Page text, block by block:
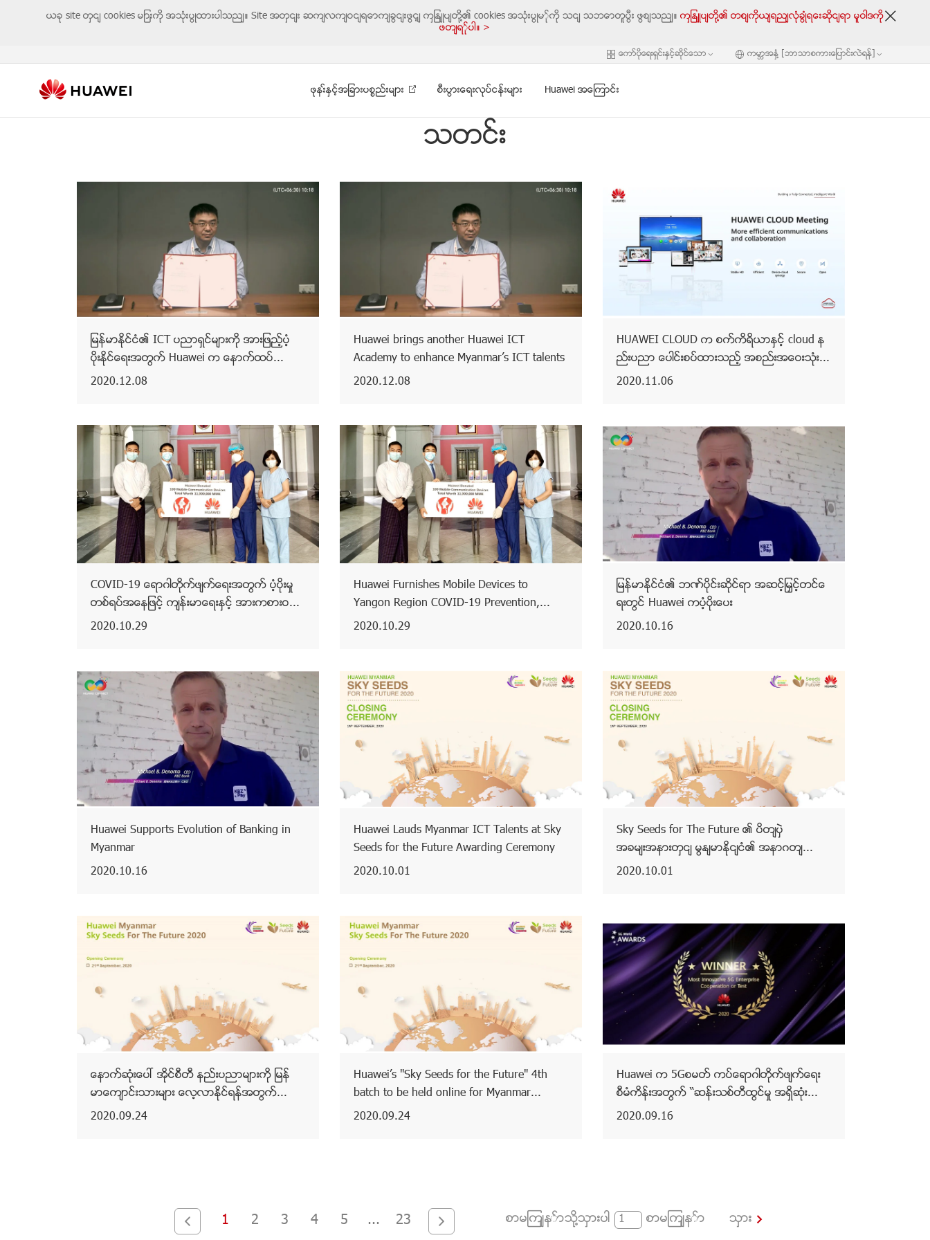
ယခု site တွင် cookies များကို အသုံးပြုထားပါသည်။ Site အတွင်း ဆက်လက်ဝင်ရောက်ခြင်းဖြင့် ကျွန်ုပ်တို့၏ cookies အသုံးပြုမှုကို သင် သဘောတူပြီး ဖြစ်သည်။ ကျွန်ုပ်တို့၏ တစ်ကိုယ်ရည်လုံခြုံရေးဆိုင်ရာ မူဝါဒကို
ဖတ်ရှုပါ။ >
ေကာ္ပိုေရးရွင္းႏွင့္ဆိုင္ေသာ ကမာၻအႏွံ႔ [ဘာသာစကားေျပာင္းလဲရန္]
ဖုနး္ႏွင့္အျခားပစၥည္းမ်ား စီးပြားေရးလုပ္ငန္းမ်ား Huawei အေၾကာင္း
သတင္း
ျမန္မာႏိုင္ငံ၏ ICT ပညာရွင္မ်ားကို အားျဖည့္ပံ့
ပိုးႏိုင္ေရးအတြက္ Huawei က ေနာက္ထပ္...
2020.12.08
Huawei brings another Huawei ICT
Academy to enhance Myanmar’s ICT talents
2020.12.08
HUAWEI CLOUD က စက္ကိရိယာႏွင့္ cloud န
ည္းပညာ ေပါင္းစပ္ထားသည့္ အစည္းအေဝးသုံး...
2020.11.06
COVID-19 ေရာဂါတိုက္ဖ်က္ေရးအတြက္ ပံ့ပိုးမႈ
တစ္ရပ္အေနျဖင့္ က်န္းမာေရးႏွင့္ အားကစားဝ...
2020.10.29
Huawei Furnishes Mobile Devices to
Yangon Region COVID-19 Prevention,...
2020.10.29
ျမန္မာႏိုင္ငံ၏ ဘဏ္ပိုင္းဆိုင္ရာ အဆင့္ျမႇင့္တင္ေ
ရးတြင္ Huawei ကပံ့ပိုးေပး
2020.10.16
Huawei Supports Evolution of Banking in
Myanmar
2020.10.16
Huawei Lauds Myanmar ICT Talents at Sky
Seeds for the Future Awarding Ceremony
2020.10.01
Sky Seeds for The Future ၏ ပိတ်ပွဲ
အခမ်းအနားတွင် မြန်မာနိုင်ငံ၏ အနာဂတ်...
2020.10.01
ေနာက္ဆုံးေပၚ အိုင္စီတီ နည္းပညာမ်ားကို ျမန္
မာေက်ာင္းသားမ်ား ေလ့လာႏိုင္ရန္အတြက္...
2020.09.24
Huawei’s "Sky Seeds for the Future" 4th
batch to be held online for Myanmar...
2020.09.24
Huawei က 5Gစမတ္ ကပ္ေရာဂါတိုက္ဖ်က္ေရး
စီမံကိန္းအတြက္ “ဆန္းသစ္တီထြင္မႈ အရွိဆုံး...
2020.09.16
1 2 3 4 5 ... 23 စာမျက်နှာသို့သွားပါ စာမျက်နှာ သွား